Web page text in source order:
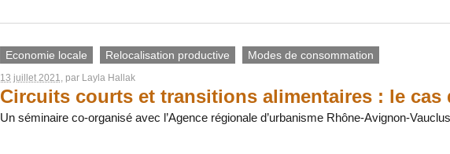
Economie locale Relocalisation productive Modes de consommation
13 juillet 2021 , par Layla Hallak
Circuits courts et transitions alimentaires : le cas
Un séminaire co-organisé avec l’Agence régionale d’urbanisme Rhône-Avignon-